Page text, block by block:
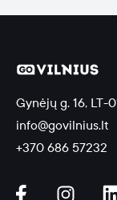
Gynėjų g. 16, LT-
info@govilnius.lt
+370 686 57232